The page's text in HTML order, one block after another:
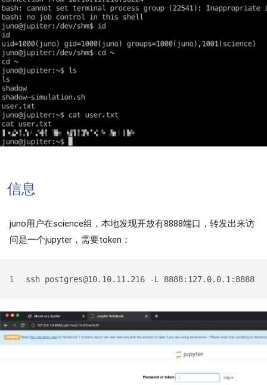
信息
juno用户在science组，本地发现开放有8888端口，转发出来访
问是一个jupyter，需要token：
1 ssh postgres@10.10.11.216 -L 8888:127.0.0.1:8888